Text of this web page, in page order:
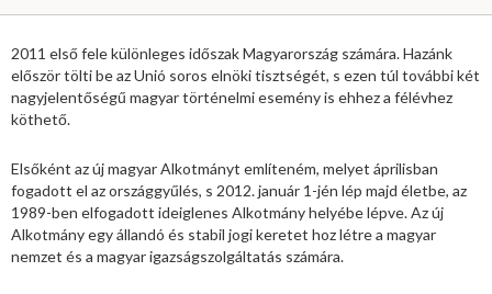
2011 első fele különleges időszak Magyarország számára. Hazánk
először tölti be az Unió soros elnöki tisztségét, s ezen túl további két
nagyjelentőségű magyar történelmi esemény is ehhez a félévhez
köthető.
Elsőként az új magyar Alkotmányt említeném, melyet áprilisban
fogadott el az országgyűlés, s 2012. január 1-jén lép majd életbe, az
1989-ben elfogadott ideiglenes Alkotmány helyébe lépve. Az új
Alkotmány egy állandó és stabil jogi keretet hoz létre a magyar
nemzet és a magyar igazságszolgáltatás számára.